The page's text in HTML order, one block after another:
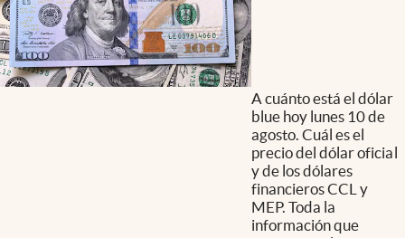
A cuánto está el dólar
blue hoy lunes 10 de
agosto. Cuál es el
precio del dólar oficial
y de los dólares
financieros CCL y
MEP. Toda la
información que